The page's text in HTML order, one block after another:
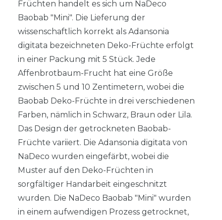
Früchten handelt es sich um NaDeco
Baobab "Mini". Die Lieferung der
wissenschaftlich korrekt als Adansonia
digitata bezeichneten Deko-Früchte erfolgt
in einer Packung mit 5 Stück. Jede
Affenbrotbaum-Frucht hat eine Größe
zwischen 5 und 10 Zentimetern, wobei die
Baobab Deko-Früchte in drei verschiedenen
Farben, nämlich in Schwarz, Braun oder Lila.
Das Design der getrockneten Baobab-
Früchte variiert. Die Adansonia digitata von
NaDeco wurden eingefärbt, wobei die
Muster auf den Deko-Früchten in
sorgfältiger Handarbeit eingeschnitzt
wurden. Die NaDeco Baobab "Mini" wurden
in einem aufwendigen Prozess getrocknet,